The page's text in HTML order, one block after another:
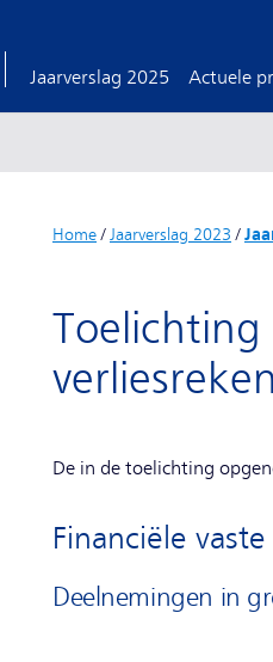
Jaarverslag 2025 Actuele
Home/ Jaarverslag 2023 /
De in de toelichting
Financiële
Deelnemingen in